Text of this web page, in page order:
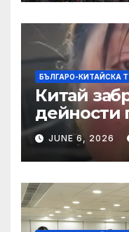
БЪЛГАРО-КИТАЙСКА
Китай
дейности
правила
слуховете
JUNE 6, 2026